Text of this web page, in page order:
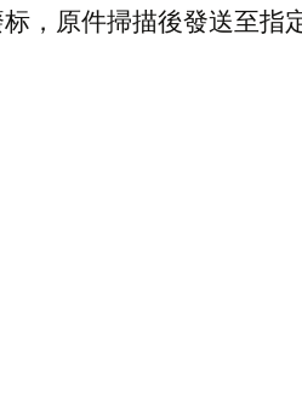
，原件掃描後發送至指